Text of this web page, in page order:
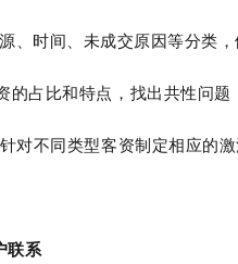
、时间、未成交原因等分类
的占比和特点，找出共性问
对不同类型客资制定相应的
联系